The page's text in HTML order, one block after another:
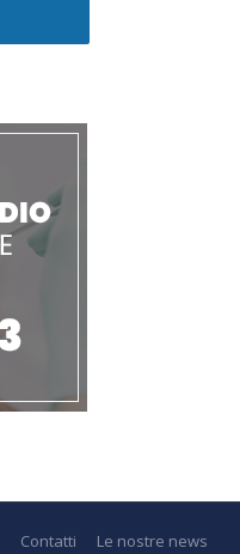
Contatti
Le nostre news